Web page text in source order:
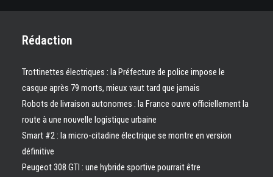
Rédaction
Trottinettes électriques : la Préfecture de police impose le
casque après 79 morts, mieux vaut tard que jamais
Robots de livraison autonomes : la France ouvre officiellement la
route à une nouvelle logistique urbaine
Smart #2 : la micro-citadine électrique se montre en version
définitive
Peugeot 308 GTI : une hybride sportive pourrait être